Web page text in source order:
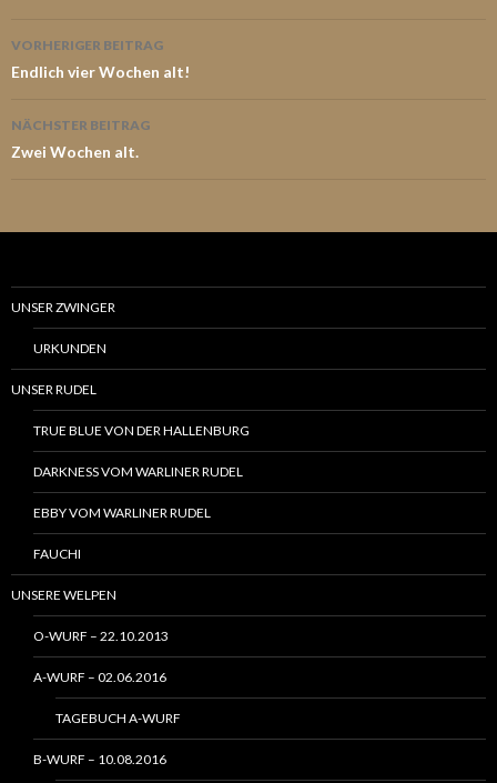
Beitrags-
Navigation
VORHERIGER BEITRAG
Endlich vier Wochen alt!
NÄCHSTER BEITRAG
Zwei Wochen alt.
UNSER ZWINGER
URKUNDEN
UNSER RUDEL
TRUE BLUE VON DER HALLENBURG
DARKNESS VOM WARLINER RUDEL
EBBY VOM WARLINER RUDEL
FAUCHI
UNSERE WELPEN
O-WURF – 22.10.2013
A-WURF – 02.06.2016
TAGEBUCH A-WURF
B-WURF – 10.08.2016